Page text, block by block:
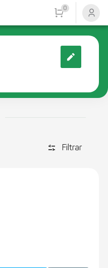
0
discover_tune Filtrar